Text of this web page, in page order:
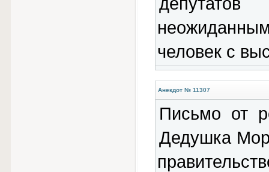
человек с
Анекдот № 11307
Письмо от
Дедушка